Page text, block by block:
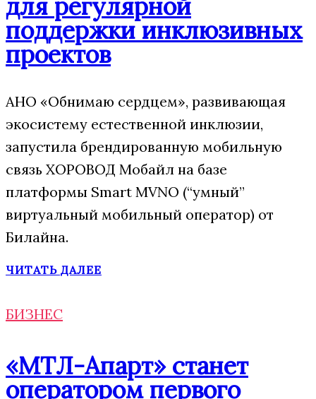
поддержки инклюзивных
проектов
АНО «Обнимаю сердцем», развивающая
экосистему естественной инклюзии,
запустила брендированную мобильную
связь ХОРОВОД Мобайл на базе
платформы Smart MVNO (“умный”
виртуальный мобильный оператор) от
Билайна.
ЧИТАТЬ ДАЛЕЕ
БИЗНЕС
«МТЛ-Апарт» станет
оператором первого